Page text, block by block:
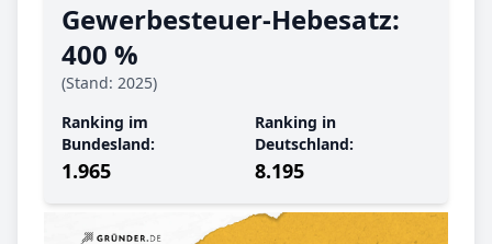
Gewerbe­steuer-Hebe­satz:
400 %
(Stand: 2025)
Ranking im
Bundesland:
1.965
Ranking in
Deutschland:
8.195